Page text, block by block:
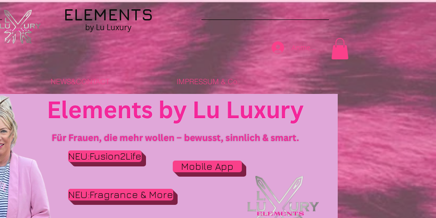
ELEMENTS
by Lu Luxury
Anmelden
NEWS&CONTACT IMPRESSUM & Co.
NEU:Fusion2Life
NEU:Fragrance & More
Mobile App